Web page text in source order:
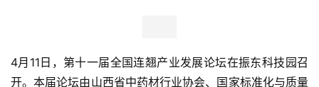
4月11日，第十一届全国连翘产业发展论坛在振东科技园召
开。本届论坛由山西省中药材行业协会、国家标准化与质量